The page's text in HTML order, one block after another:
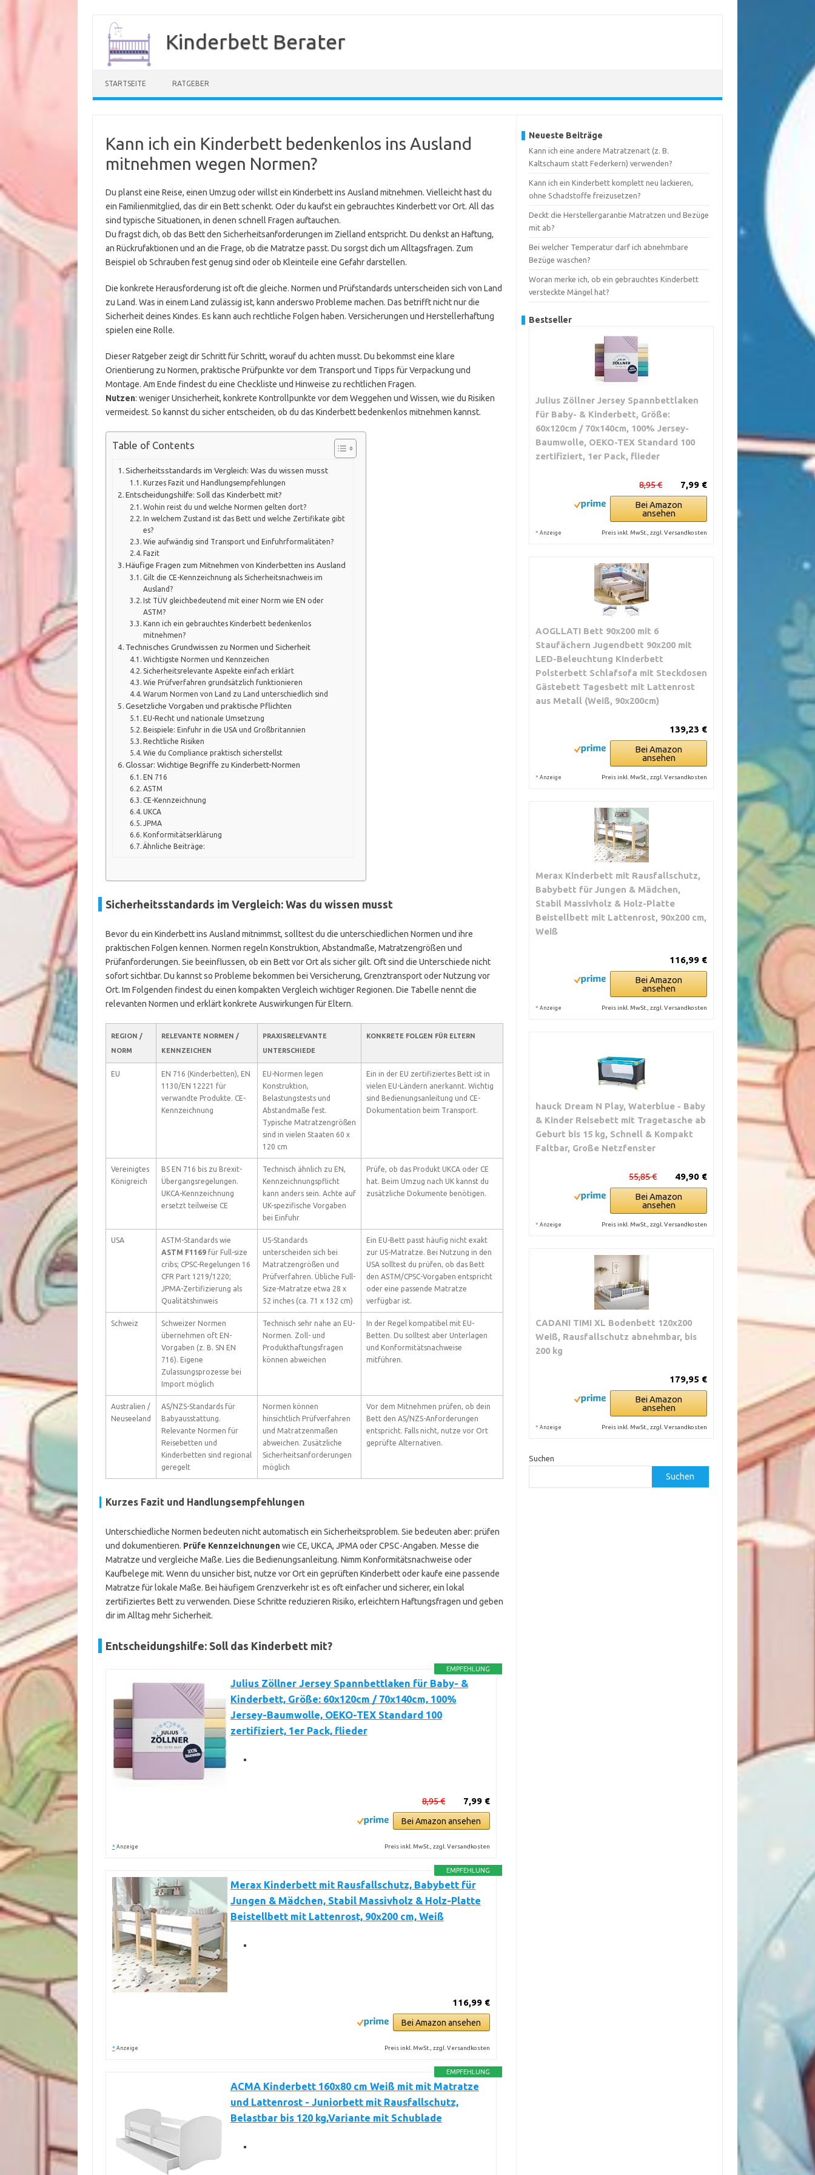
Inhalt
springen
Kinderbett Berater
STARTSEITE RATGEBER
Kann ich ein Kinderbett bedenkenlos ins Ausland
mitnehmen wegen Normen?
Du planst eine Reise, einen Umzug oder willst ein Kinderbett ins Ausland mitnehmen. Vielleicht hast du
ein Familienmitglied, das dir ein Bett schenkt. Oder du kaufst ein gebrauchtes Kinderbett vor Ort. All das
sind typische Situationen, in denen schnell Fragen auftauchen.
Du fragst dich, ob das Bett den Sicherheitsanforderungen im Zielland entspricht. Du denkst an Haftung,
an Rückrufaktionen und an die Frage, ob die Matratze passt. Du sorgst dich um Alltagsfragen. Zum
Beispiel ob Schrauben fest genug sind oder ob Kleinteile eine Gefahr darstellen.
Die konkrete Herausforderung ist oft die gleiche. Normen und Prüfstandards unterscheiden sich von Land
zu Land. Was in einem Land zulässig ist, kann anderswo Probleme machen. Das betrifft nicht nur die
Sicherheit deines Kindes. Es kann auch rechtliche Folgen haben. Versicherungen und Herstellerhaftung
spielen eine Rolle.
Dieser Ratgeber zeigt dir Schritt für Schritt, worauf du achten musst. Du bekommst eine klare
Orientierung zu Normen, praktische Prüfpunkte vor dem Transport und Tipps für Verpackung und
Montage. Am Ende findest du eine Checkliste und Hinweise zu rechtlichen Fragen.
Nutzen: weniger Unsicherheit, konkrete Kontrollpunkte vor dem Weggehen und Wissen, wie du Risiken
vermeidest. So kannst du sicher entscheiden, ob du das Kinderbett bedenkenlos mitnehmen kannst.
Table of Contents
Sicherheitsstandards im Vergleich: Was du wissen musst
Kurzes Fazit und Handlungsempfehlungen
Entscheidungshilfe: Soll das Kinderbett mit?
Wohin reist du und welche Normen gelten dort?
In welchem Zustand ist das Bett und welche Zertifikate gibt
es?
Wie aufwändig sind Transport und Einfuhrformalitäten?
Fazit
Häufige Fragen zum Mitnehmen von Kinderbetten ins Ausland
Gilt die CE-Kennzeichnung als Sicherheitsnachweis im
Ausland?
Ist TÜV gleichbedeutend mit einer Norm wie EN oder
ASTM?
Kann ich ein gebrauchtes Kinderbett bedenkenlos
mitnehmen?
Technisches Grundwissen zu Normen und Sicherheit
Wichtigste Normen und Kennzeichen
Sicherheitsrelevante Aspekte einfach erklärt
Wie Prüfverfahren grundsätzlich funktionieren
Warum Normen von Land zu Land unterschiedlich sind
Gesetzliche Vorgaben und praktische Pflichten
EU-Recht und nationale Umsetzung
Beispiele: Einfuhr in die USA und Großbritannien
Rechtliche Risiken
Wie du Compliance praktisch sicherstellst
Glossar: Wichtige Begriffe zu Kinderbett-Normen
EN 716
ASTM
CE-Kennzeichnung
UKCA
JPMA
Konformitätserklärung
Ähnliche Beiträge:
Sicherheitsstandards im Vergleich: Was du wissen musst
Bevor du ein Kinderbett ins Ausland mitnimmst, solltest du die unterschiedlichen Normen und ihre
praktischen Folgen kennen. Normen regeln Konstruktion, Abstandmaße, Matratzengrößen und
Prüfanforderungen. Sie beeinflussen, ob ein Bett vor Ort als sicher gilt. Oft sind die Unterschiede nicht
sofort sichtbar. Du kannst so Probleme bekommen bei Versicherung, Grenztransport oder Nutzung vor
Ort. Im Folgenden findest du einen kompakten Vergleich wichtiger Regionen. Die Tabelle nennt die
relevanten Normen und erklärt konkrete Auswirkungen für Eltern.
REGION /
NORM
RELEVANTE NORMEN /
KENNZEICHEN
PRAXISRELEVANTE
UNTERSCHIEDE
KONKRETE FOLGEN FÜR ELTERN
EU
EN 716 (Kinderbetten), EN
1130/EN 12221 für
verwandte Produkte. CE-
Kennzeichnung
EU-Normen legen
Konstruktion,
Belastungstests und
Abstandmaße fest.
Typische Matratzengrößen
sind in vielen Staaten 60 x
120 cm
Ein in der EU zertifiziertes Bett ist in
vielen EU-Ländern anerkannt. Wichtig
sind Bedienungsanleitung und CE-
Dokumentation beim Transport.
Vereinigtes
Königreich
BS EN 716 bis zu Brexit-
Übergangsregelungen.
UKCA-Kennzeichnung
ersetzt teilweise CE
Technisch ähnlich zu EN,
Kennzeichnungspflicht
kann anders sein. Achte auf
UK-spezifische Vorgaben
bei Einfuhr
Prüfe, ob das Produkt UKCA oder CE
hat. Beim Umzug nach UK kannst du
zusätzliche Dokumente benötigen.
USA
ASTM-Standards wie
ASTM F1169für Full-size
cribs; CPSC-Regelungen 16
CFR Part 1219/1220;
JPMA-Zertifizierung als
Qualitätshinweis
US-Standards
unterscheiden sich bei
Matratzengrößen und
Prüfverfahren. Übliche Full-
Size-Matratze etwa 28 x
52 inches (ca. 71 x 132 cm)
Ein EU-Bett passt häufig nicht exakt
zur US-Matratze. Bei Nutzung in den
USA solltest du prüfen, ob das Bett
den ASTM/CPSC-Vorgaben entspricht
oder eine passende Matratze
verfügbar ist.
Schweiz
Schweizer Normen
übernehmen oft EN-
Vorgaben (z. B. SN EN
716). Eigene
Zulassungsprozesse bei
Import möglich
Technisch sehr nahe an EU-
Normen. Zoll- und
Produkthaftungsfragen
können abweichen
In der Regel kompatibel mit EU-
Betten. Du solltest aber Unterlagen
und Konformitätsnachweise
mitführen.
Australien /
Neuseeland
AS/NZS-Standards für
Babyausstattung.
Relevante Normen für
Reisebetten und
Kinderbetten sind regional
geregelt
Normen können
hinsichtlich Prüfverfahren
und Matratzenmaßen
abweichen. Zusätzliche
Sicherheitsanforderungen
möglich
Vor dem Mitnehmen prüfen, ob dein
Bett den AS/NZS-Anforderungen
entspricht. Falls nicht, nutze vor Ort
geprüfte Alternativen.
Kurzes Fazit und Handlungsempfehlungen
Unterschiedliche Normen bedeuten nicht automatisch ein Sicherheitsproblem. Sie bedeuten aber: prüfen
und dokumentieren. Prüfe Kennzeichnungenwie CE, UKCA, JPMA oder CPSC-Angaben. Messe die
Matratze und vergleiche Maße. Lies die Bedienungsanleitung. Nimm Konformitätsnachweise oder
Kaufbelege mit. Wenn du unsicher bist, nutze vor Ort ein geprüften Kinderbett oder kaufe eine passende
Matratze für lokale Maße. Bei häufigem Grenzverkehr ist es oft einfacher und sicherer, ein lokal
zertifiziertes Bett zu verwenden. Diese Schritte reduzieren Risiko, erleichtern Haftungsfragen und geben
dir im Alltag mehr Sicherheit.
Entscheidungshilfe: Soll das Kinderbett mit?
EMPFEHLUNG
Julius Zöllner Jersey Spannbettlaken für Baby- &
Kinderbett, Größe: 60x120cm / 70x140cm, 100%
Jersey-Baumwolle, OEKO-TEX Standard 100
zertifiziert, 1er Pack, flieder
7,99 €
8,95 €
Bei Amazon ansehen
* Anzeige Preis inkl. MwSt., zzgl. Versandkosten
EMPFEHLUNG
Merax Kinderbett mit Rausfallschutz, Babybett für
Jungen & Mädchen, Stabil Massivholz & Holz-Platte
Beistellbett mit Lattenrost, 90x200 cm, Weiß
116,99 €
Bei Amazon ansehen
* Anzeige Preis inkl. MwSt., zzgl. Versandkosten
EMPFEHLUNG
ACMA Kinderbett 160x80 cm Weiß mit mit Matratze
und Lattenrost - Juniorbett mit Rausfallschutz,
Belastbar bis 120 kg,Variante mit Schublade
Neueste Beiträge
Kann ich eine andere Matratzenart (z. B.
Kaltschaum statt Federkern) verwenden?
Kann ich ein Kinderbett komplett neu lackieren,
ohne Schadstoffe freizusetzen?
Deckt die Herstellergarantie Matratzen und Bezüge
mit ab?
Bei welcher Temperatur darf ich abnehmbare
Bezüge waschen?
Woran merke ich, ob ein gebrauchtes Kinderbett
versteckte Mängel hat?
Bestseller
Julius Zöllner Jersey Spannbettlaken
für Baby- & Kinderbett, Größe:
60x120cm / 70x140cm, 100% Jersey-
Baumwolle, OEKO-TEX Standard 100
zertifiziert, 1er Pack, flieder
7,99 €
8,95 €
Bei Amazon
ansehen
* Anzeige Preis inkl. MwSt., zzgl. Versandkosten
AOGLLATI Bett 90x200 mit 6
Staufächern Jugendbett 90x200 mit
LED-Beleuchtung Kinderbett
Polsterbett Schlafsofa mit Steckdosen
Gästebett Tagesbett mit Lattenrost
aus Metall (Weiß, 90x200cm)
139,23 €
Bei Amazon
ansehen
* Anzeige Preis inkl. MwSt., zzgl. Versandkosten
Merax Kinderbett mit Rausfallschutz,
Babybett für Jungen & Mädchen,
Stabil Massivholz & Holz-Platte
Beistellbett mit Lattenrost, 90x200 cm,
Weiß
116,99 €
Bei Amazon
ansehen
* Anzeige Preis inkl. MwSt., zzgl. Versandkosten
hauck Dream N Play, Waterblue - Baby
& Kinder Reisebett mit Tragetasche ab
Geburt bis 15 kg, Schnell & Kompakt
Faltbar, Große Netzfenster
49,90 €
55,85 €
Bei Amazon
ansehen
* Anzeige Preis inkl. MwSt., zzgl. Versandkosten
CADANI TIMI XL Bodenbett 120x200
Weiß, Rausfallschutz abnehmbar, bis
200 kg
179,95 €
Bei Amazon
ansehen
* Anzeige Preis inkl. MwSt., zzgl. Versandkosten
Suchen
Suchen